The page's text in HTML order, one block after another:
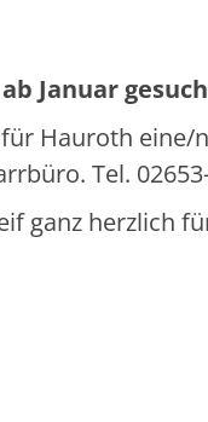
Januar
Hauroth
Tel.
ganz herzlich